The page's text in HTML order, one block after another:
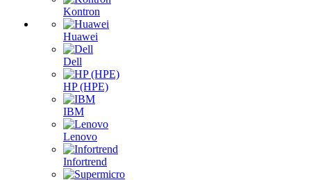
Kontron
Huawei
Dell
HP (HPE)
IBM
Lenovo
Infortrend